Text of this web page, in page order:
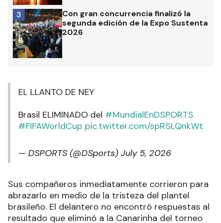
Con gran concurrencia finalizó la
segunda edición de la Expo Sustenta
2026
3
EL LLANTO DE NEY
Brasil ELIMINADO del #MundialEnDSPORTS
#FIFAWorldCup pic.twitter.com/spRSLQnkWt
— DSPORTS (@DSports) July 5, 2026
Sus compañeros inmediatamente corrieron para
abrazarlo en medio de la tristeza del plantel
brasileño. El delantero no encontró respuestas al
resultado que eliminó a la Canarinha del torneo